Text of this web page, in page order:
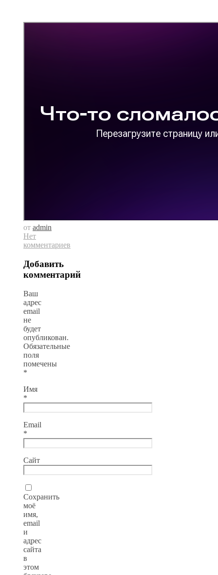
от admin
Нет
комментариев
Добавить
комментарий
Ваш
адрес
email
не
будет
опубликован.
Обязательные
поля
помечены
*
Имя
*
Email
*
Сайт
Сохранить
моё
имя,
email
и
адрес
сайта
в
этом